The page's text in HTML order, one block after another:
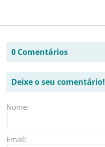
0 Comentários
Deixe o seu comentário!
Nome:
Email: